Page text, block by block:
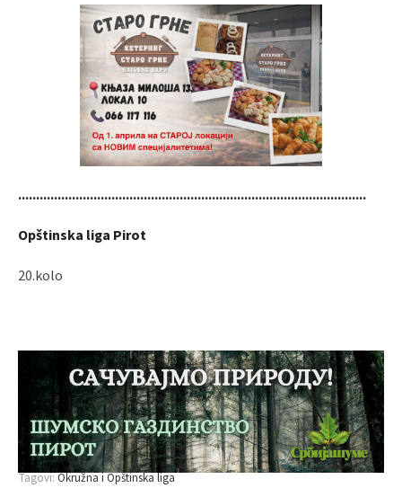
.................................................................................................
Opštinska liga Pirot
20.kolo
Tagovi:Okružna i Opštinska liga